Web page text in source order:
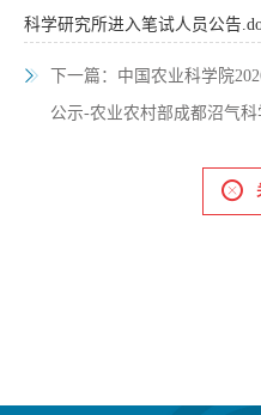
科学研究所进入笔试人员公告
下一篇： 中国农业科学院
公示-农业农村部成都沼气